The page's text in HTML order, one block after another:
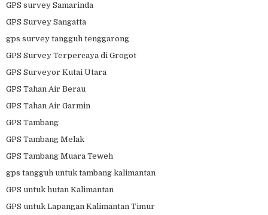
GPS survey Samarinda
GPS Survey Sangatta
gps survey tangguh tenggarong
GPS Survey Terpercaya di Grogot
GPS Surveyor Kutai Utara
GPS Tahan Air Berau
GPS Tahan Air Garmin
GPS Tambang
GPS Tambang Melak
GPS Tambang Muara Teweh
gps tangguh untuk tambang kalimantan
GPS untuk hutan Kalimantan
GPS untuk Lapangan Kalimantan Timur